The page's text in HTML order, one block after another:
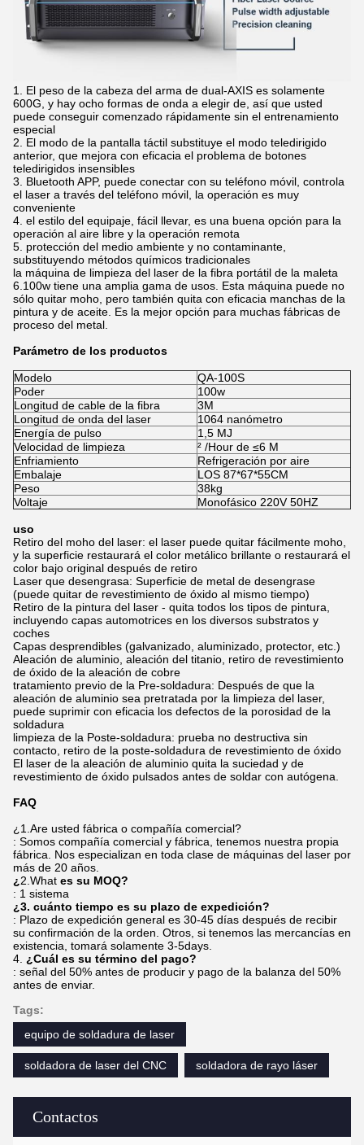
Contactos
1. El peso de la cabeza del arma de dual-AXIS es solamente
600G, y hay ocho formas de onda a elegir de, así que usted
puede conseguir comenzado rápidamente sin el entrenamiento
especial
2. El modo de la pantalla táctil substituye el modo teledirigido
anterior, que mejora con eficacia el problema de botones
teledirigidos insensibles
3. Bluetooth APP, puede conectar con su teléfono móvil, controla
el laser a través del teléfono móvil, la operación es muy
conveniente
4. el estilo del equipaje, fácil llevar, es una buena opción para la
operación al aire libre y la operación remota
5. protección del medio ambiente y no contaminante,
substituyendo métodos químicos tradicionales
la máquina de limpieza del laser de la fibra portátil de la maleta
6.100w tiene una amplia gama de usos. Esta máquina puede no
sólo quitar moho, pero también quita con eficacia manchas de la
pintura y de aceite. Es la mejor opción para muchas fábricas de
proceso del metal.
Parámetro de los productos
Modelo
QA-100S
Poder
100w
Longitud de cable de la fibra
3M
Longitud de onda del laser
1064 nanómetro
Energía de pulso
1,5 MJ
Velocidad de limpieza
² /Hour de ≤6 M
Enfriamiento
Refrigeración por aire
Embalaje
LOS 87*67*55CM
Peso
38kg
Voltaje
Monofásico 220V 50HZ
uso
Retiro del moho del laser: el laser puede quitar fácilmente moho,
y la superficie restaurará el color metálico brillante o restaurará el
color bajo original después de retiro
Laser que desengrasa: Superficie de metal de desengrase
(puede quitar de revestimiento de óxido al mismo tiempo)
Retiro de la pintura del laser - quita todos los tipos de pintura,
incluyendo capas automotrices en los diversos substratos y
coches
Capas desprendibles (galvanizado, aluminizado, protector, etc.)
Aleación de aluminio, aleación del titanio, retiro de revestimiento
de óxido de la aleación de cobre
tratamiento previo de la Pre-soldadura: Después de que la
aleación de aluminio sea pretratada por la limpieza del laser,
puede suprimir con eficacia los defectos de la porosidad de la
soldadura
limpieza de la Poste-soldadura: prueba no destructiva sin
contacto, retiro de la poste-soldadura de revestimiento de óxido
El laser de la aleación de aluminio quita la suciedad y de
revestimiento de óxido pulsados antes de soldar con autógena.
FAQ
¿1.Are usted fábrica o compañía comercial?
: Somos compañía comercial y fábrica, tenemos nuestra propia
fábrica. Nos especializan en toda clase de máquinas del laser por
más de 20 años.
¿ 2.What es su MOQ?
: 1 sistema
¿3. cuánto tiempo es su plazo de expedición?
: Plazo de expedición general es 30-45 días después de recibir
su confirmación de la orden. Otros, si tenemos las mercancías en
existencia, tomará solamente 3-5days.
4. ¿Cuál es su término del pago?
: señal del 50% antes de producir y pago de la balanza del 50%
antes de enviar.
Tags:
equipo de soldadura de laser
soldadora de laser del CNC soldadora de rayo láser